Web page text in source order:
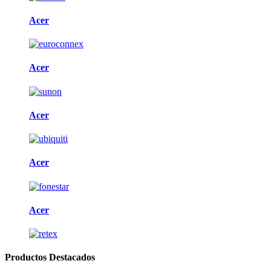
Acer
Acer
Acer
Acer
Acer
Productos Destacados